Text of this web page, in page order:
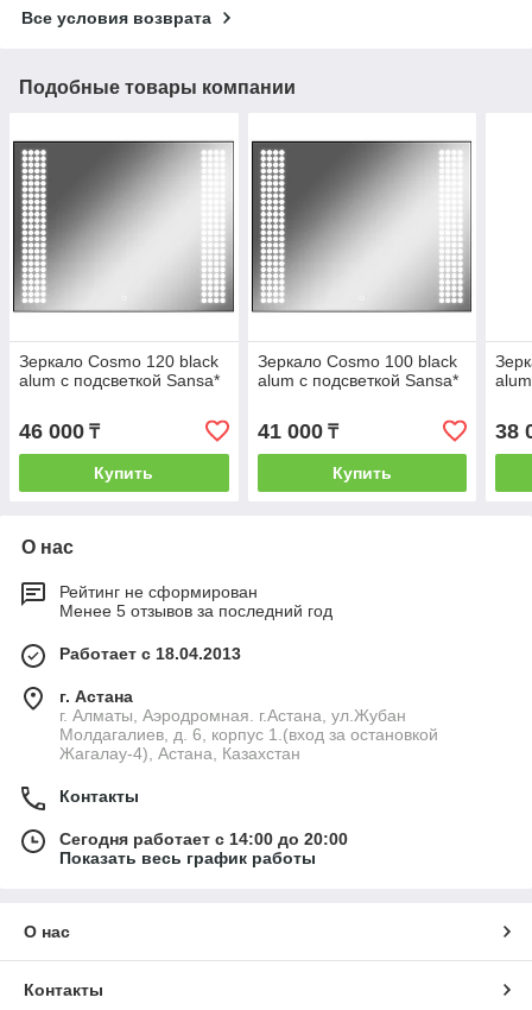
Все условия возврата
Подобные товары компании
Зеркало Cosmo 120 black
alum с подсветкой Sansa*
46 000 ₸
Купить
Зеркало Cosmo 100 black
alum с подсветкой Sansa*
41 000₸
Купить
38
О нас
Рейтинг не сформирован
Менее 5 отзывов за последний год
Работает с 18.04.2013
г. Астана
г. Алматы, Аэродромная. г.Астана, ул.Жубан
Молдагалиев, д. 6, корпус 1.(вход за остановкой
Жагалау-4), Астана, Казахстан
Контакты
Сегодня работает с 14:00 до 20:00
Показать весь график работы
О нас
Контакты